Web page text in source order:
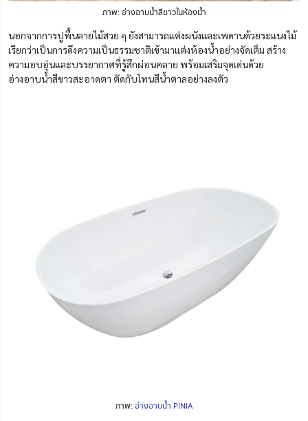
ภาพ: อ่างอาบน้ำสีขาวในห้องน้ำ
นอกจากการปูพื้นลายไม้สวย ๆ ยังสามารถแต่งผนังและเพดานด้วยระแนงไม้
เรียกว่าเป็นการดึงความเป็นธรรมชาติเข้ามาแต่งห้องน้ำอย่างจัดเต็ม สร้าง
ความอบอุ่นและบรรยากาศที่รู้สึกผ่อนคลาย พร้อมเสริมจุดเด่นด้วย
อ่างอาบน้ำสีขาวสะอาดตา ตัดกับโทนสีน้ำตาลอย่างลงตัว
ภาพ:อ่างอาบน้ำ PINIA